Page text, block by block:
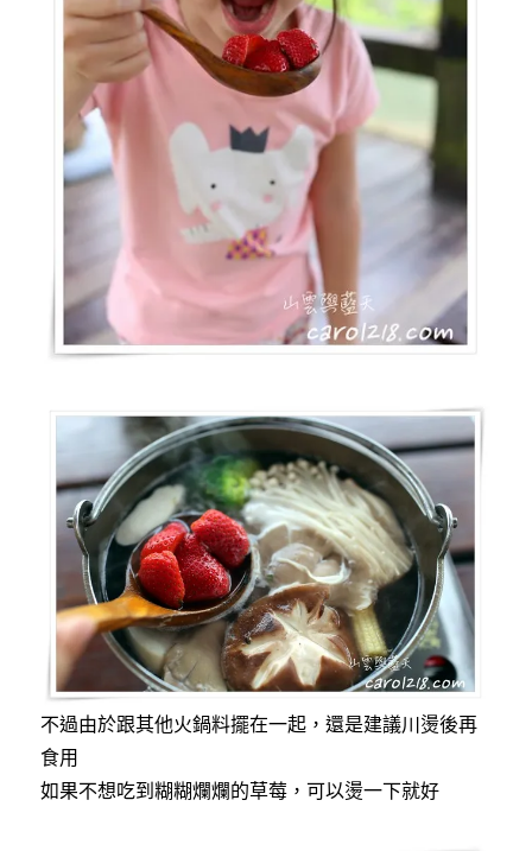
不過由於跟其他火鍋料擺在一起，還是建議川燙後再
食用
如果不想吃到糊糊爛爛的草莓，可以燙一下就好